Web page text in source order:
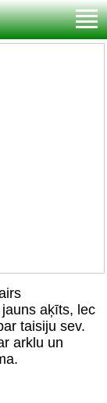
aķīts, lec
taisiju sev.
arklu un